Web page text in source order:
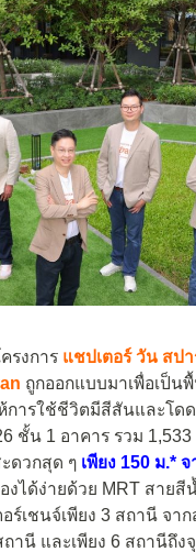
รงการ แชปเตอร์ วัน สป
ถูกออกแบบมาเพื่อเป็น
การใช้ชีวิตมีสีสันและโดด
ชั้น 1 อาคาร รวม
ดวกสุด ๆ เพียง 150 ม.*
งได้ง่ายด้วย MRT สายสี
ร์เชนจ์เพียง 3 สถานี จา
านี และเพียง 6 สถานีถึง